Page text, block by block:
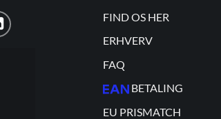
FIND OS HER
ERHVERV
FAQ
BETALING
EU PRISMATCH